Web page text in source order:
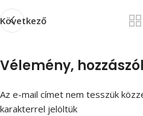
Következő
Vélemény,
Az e-mail címet nem tesszük
karakterrel jelöltük